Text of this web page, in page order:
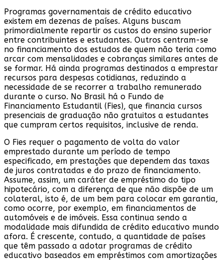
Programas governamentais de crédito educativo
existem em dezenas de países. Alguns buscam
primordialmente repartir os custos do ensino superior
entre contribuintes e estudantes. Outros centram-se
no financiamento dos estudos de quem não teria como
arcar com mensalidades e cobranças similares antes de
se formar. Há ainda programas destinados a emprestar
recursos para despesas cotidianas, reduzindo a
necessidade de se recorrer a trabalho remunerado
durante o curso. No Brasil há o Fundo de
Financiamento Estudantil (Fies), que financia cursos
presenciais de graduação não gratuitos a estudantes
que cumpram certos requisitos, inclusive de renda.
O Fies requer o pagamento de volta do valor
emprestado durante um período de tempo
especificado, em prestações que dependem das taxas
de juros contratadas e do prazo de financiamento.
Assume, assim, um caráter de empréstimo do tipo
hipotecário, com a diferença de que não dispõe de um
colateral, isto é, de um bem para colocar em garantia,
como ocorre, por exemplo, em financiamentos de
automóveis e de imóveis. Essa continua sendo a
modalidade mais difundida de crédito educativo mundo
afora. É crescente, contudo, a quantidade de países
que têm passado a adotar programas de crédito
educativo baseados em empréstimos com amortizações